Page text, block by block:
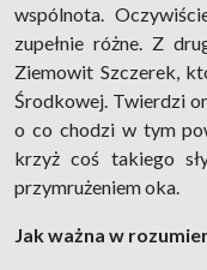
wspólnota.
zupełnie różne. Z
Ziemowit Szczerek,
Środkowej. Twierdzi
o co chodzi w tym
krzyż coś takiego
przymrużeniem oka.
Jak ważna w